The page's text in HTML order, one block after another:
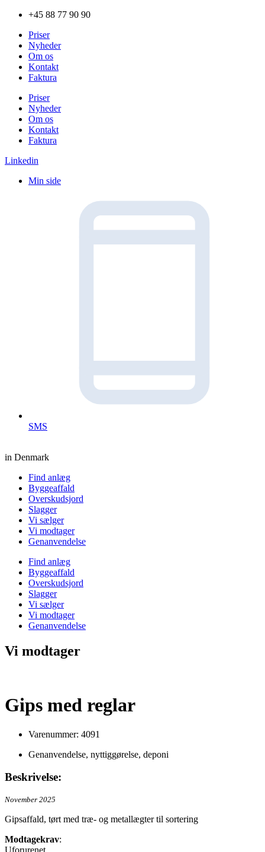
Videre
indhold
+45 88 77 90 90
Priser
Nyheder
Om os
Kontakt
Faktura
Priser
Nyheder
Om os
Kontakt
Faktura
Linkedin
Min side
SMS
in Denmark
Find anlæg
Byggeaffald
Overskudsjord
Slagger
Vi sælger
Vi modtager
Genanvendelse
Find anlæg
Byggeaffald
Overskudsjord
Slagger
Vi sælger
Vi modtager
Genanvendelse
Vi modtager
Gips med reglar
Varenummer: 4091
Genanvendelse, nyttiggørelse, deponi
Beskrivelse:
November 2025
Gipsaffald, tørt med træ- og metallægter til sortering
Modtagekrav: